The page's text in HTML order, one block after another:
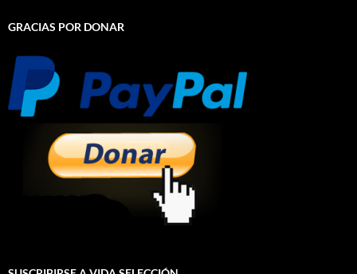
GRACIAS POR DONAR